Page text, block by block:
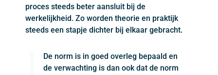
proces steeds beter aansluit bij de
werkelijkheid. Zo worden theorie en praktijk
steeds een stapje dichter bij elkaar gebracht.
De norm is in goed overleg bepaald en
de verwachting is dan ook dat de norm